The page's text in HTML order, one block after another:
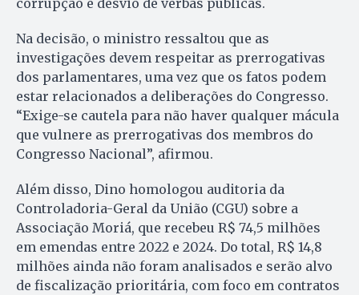
Na decisão, o ministro ressaltou que as
investigações devem respeitar as prerrogativas
dos parlamentares, uma vez que os fatos podem
estar relacionados a deliberações do Congresso.
“Exige-se cautela para não haver qualquer mácula
que vulnere as prerrogativas dos membros do
Congresso Nacional”, afirmou.
Além disso, Dino homologou auditoria da
Controladoria-Geral da União (CGU) sobre a
Associação Moriá, que recebeu R$ 74,5 milhões
em emendas entre 2022 e 2024. Do total, R$ 14,8
milhões ainda não foram analisados e serão alvo
de fiscalização prioritária, com foco em contratos